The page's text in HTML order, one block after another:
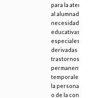
para la atención
al alumnado con
necesidades
educativas
especiales
derivadas de
trastornos
permanentes o
temporales de
la personalidad
o de la conducta